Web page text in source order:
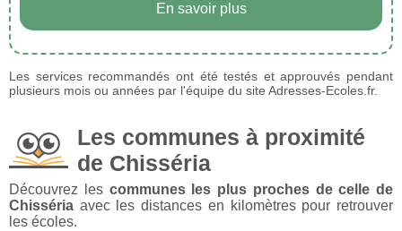
En savoir plus
Les services recommandés ont été testés et approuvés pendant
plusieurs mois ou années par l'équipe du site Adresses-Ecoles.fr.
Les communes à proximité
de Chisséria
Découvrez les communes les plus proches de celle de
Chisséria avec les distances en kilomètres pour retrouver
les écoles.